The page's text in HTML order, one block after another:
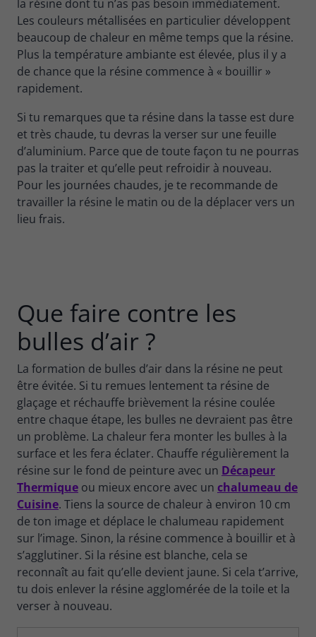
la résine dont tu n’as pas besoin immédiatement.
Les couleurs métallisées en particulier développent
beaucoup de chaleur en même temps que la résine.
Plus la température ambiante est élevée, plus il y a
de chance que la résine commence à « bouillir »
rapidement.
Si tu remarques que ta résine dans la tasse est dure
et très chaude, tu devras la verser sur une feuille
d’aluminium. Parce que de toute façon tu ne pourras
pas la traiter et qu’elle peut refroidir à nouveau.
Pour les journées chaudes, je te recommande de
travailler la résine le matin ou de la déplacer vers un
lieu frais.
Que faire contre les
bulles d’air ?
La formation de bulles d’air dans la résine ne peut
être évitée. Si tu remues lentement ta résine de
glaçage et réchauffe brièvement la résine coulée
entre chaque étape, les bulles ne devraient pas être
un problème. La chaleur fera monter les bulles à la
surface et les fera éclater. Chauffe régulièrement la
résine sur le fond de peinture avec un Décapeur
Thermique ou mieux encore avec un chalumeau de
Cuisine. Tiens la source de chaleur à environ 10 cm
de ton image et déplace le chalumeau rapidement
sur l’image. Sinon, la résine commence à bouillir et à
s’agglutiner. Si la résine est blanche, cela se
reconnaît au fait qu’elle devient jaune. Si cela t’arrive,
tu dois enlever la résine agglomérée de la toile et la
verser à nouveau.